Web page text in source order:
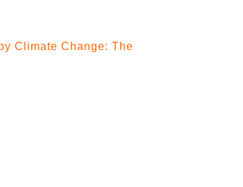
Climate Change: The